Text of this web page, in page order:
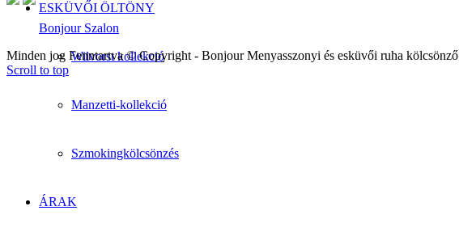
ESKÜVŐI ÖLTÖNY
Wilvorst kollekció
Manzetti-kollekció
Szmokingkölcsönzés
ÁRAK
Bonjour Szalon
Minden jog Fenntartva © Copyright - Bonjour Menyasszonyi és esküvői ruha kölcsönző
Scroll to top